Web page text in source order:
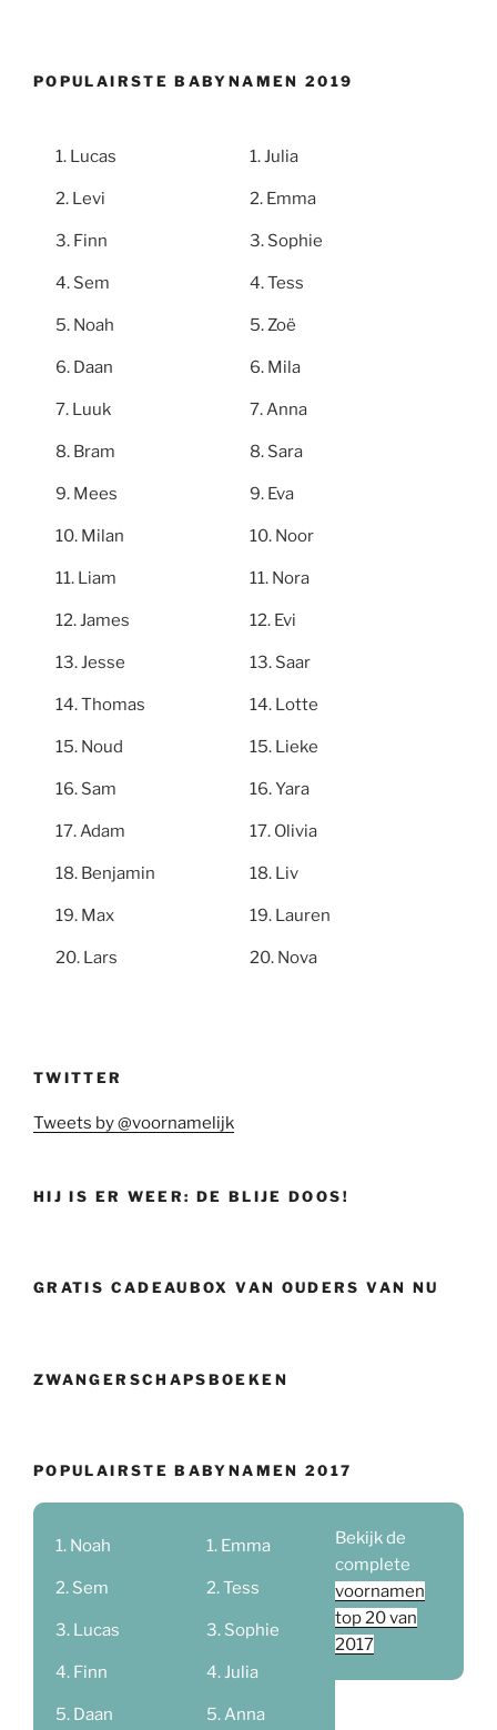
POPULAIRSTE BABYNAMEN 2019
Lucas
Levi
Finn
Sem
Noah
Daan
Luuk
Bram
Mees
Milan
Liam
James
Jesse
Thomas
Noud
Sam
Adam
Benjamin
Max
Lars
Julia
Emma
Sophie
Tess
Zoë
Mila
Anna
Sara
Eva
Noor
Nora
Evi
Saar
Lotte
Lieke
Yara
Olivia
Liv
Lauren
Nova
TWITTER
Tweets by @voornamelijk
HIJ IS ER WEER: DE BLIJE DOOS!
GRATIS CADEAUBOX VAN OUDERS VAN NU
ZWANGERSCHAPSBOEKEN
POPULAIRSTE BABYNAMEN 2017
Noah
Sem
Lucas
Finn
Daan
Emma
Tess
Sophie
Julia
Anna
Bekijk de
complete
voornamen
top 20 van
2017